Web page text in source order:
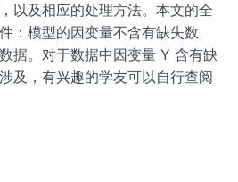
以及相应的处理方法。本文的全
：模型的因变量不含有缺失数
据。对于数据中因变量 Y 含有缺
及，有兴趣的学友可以自行查阅